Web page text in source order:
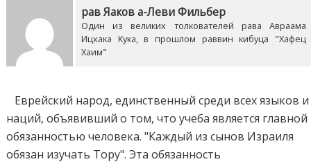
рав Яаков а-Леви Фильбер
Один из великих толкователей рава Авраама
Ицхака Кука, в прошлом раввин кибуца "Хафец
Хаим"
Еврейский народ, единственный среди всех языков и
наций, объявивший о том, что учеба является главной
обязанностью человека. "Каждый из сынов Израиля
обязан изучать Тору". Эта обязанность